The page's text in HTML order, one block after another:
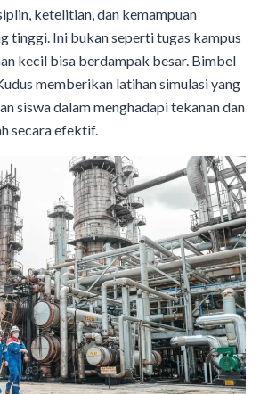
ketelitian, dan kemampuan
tinggi. Ini bukan seperti tugas kampus
kecil bisa berdampak besar. Bimbel
memberikan latihan simulasi yang
siswa dalam menghadapi tekanan dan
secara efektif.